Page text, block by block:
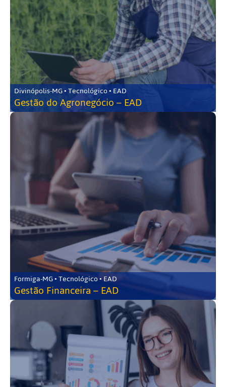
Divinópolis-MG • Tecnológico • EAD
Gestão do Agronegócio – EAD
Formiga-MG • Tecnológico • EAD
Gestão Financeira – EAD